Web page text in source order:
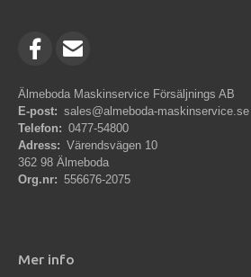
Älmeboda Maskinservice Försäljnings AB
E-post: sales@almeboda-maskinservice.se
Telefon: 0477-54800
Adress: Värendsvägen 10
362 98 Älmeboda
Org.nr: 556676-2075
Mer info